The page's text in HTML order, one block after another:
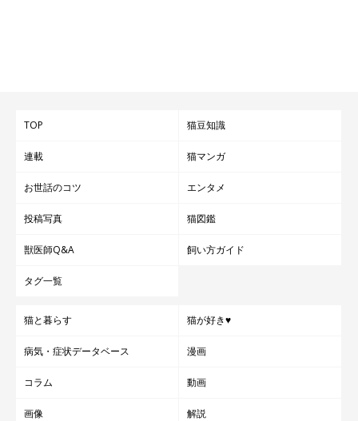
TOP 猫豆知識
連載 猫マンガ
お世話のコツ エンタメ
投稿写真 猫図鑑
獣医師Q&A 飼い方ガイド
タグ一覧
猫と暮らす 猫が好き♥
病気・症状データベース 漫画
コラム 動画
画像 解説